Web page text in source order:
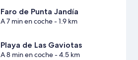
Faro de Punta Jandía
A 7 min en coche- 1.9 km
Playa de Las Gaviotas
A 8 min en coche- 4.5 km